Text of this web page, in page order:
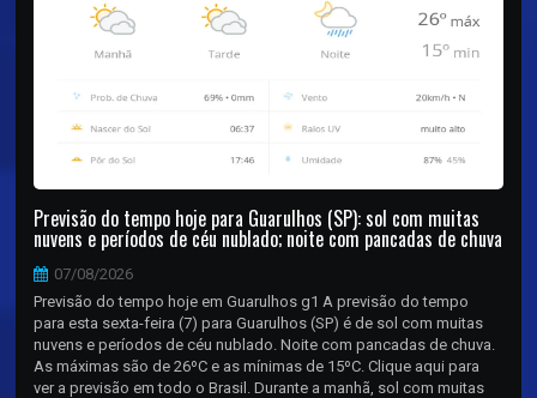
Previsão do tempo hoje para Guarulhos (SP): sol com muitas
nuvens e períodos de céu nublado; noite com pancadas de chuva
07/08/2026
Previsão do tempo hoje em Guarulhos g1 A previsão do tempo
para esta sexta-feira (7) para Guarulhos (SP) é de sol com muitas
nuvens e períodos de céu nublado. Noite com pancadas de chuva.
As máximas são de 26ºC e as mínimas de 15ºC. Clique aqui para
ver a previsão em todo o Brasil. Durante a manhã, sol com muitas